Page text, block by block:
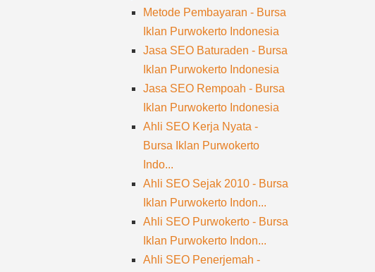
Metode Pembayaran - Bursa
Iklan Purwokerto Indonesia
Jasa SEO Baturaden - Bursa
Iklan Purwokerto Indonesia
Jasa SEO Rempoah - Bursa
Iklan Purwokerto Indonesia
Ahli SEO Kerja Nyata -
Bursa Iklan Purwokerto
Indo...
Ahli SEO Sejak 2010 - Bursa
Iklan Purwokerto Indon...
Ahli SEO Purwokerto - Bursa
Iklan Purwokerto Indon...
Ahli SEO Penerjemah -